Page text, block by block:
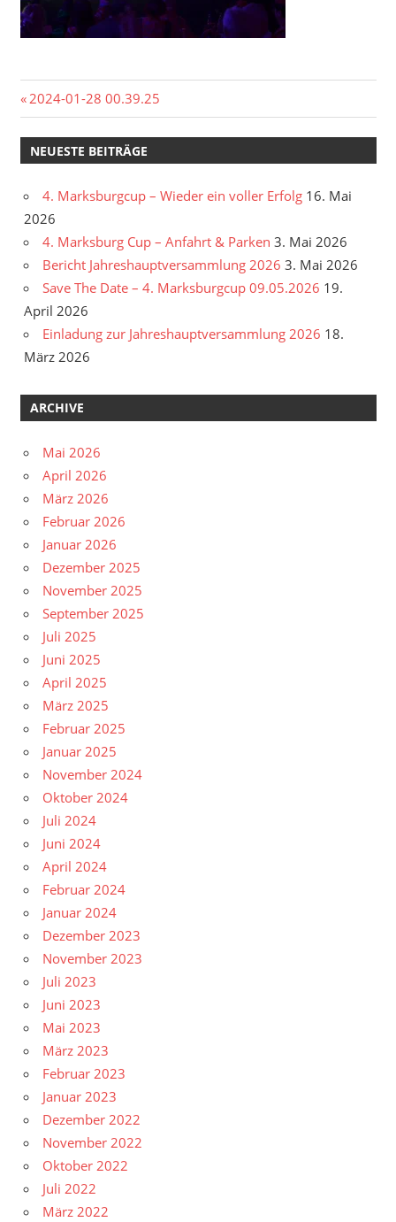
Beitragsnavigation
Vorheriger
Beitrag:
2024-01-28 00.39.25
NEUESTE BEITRÄGE
4. Marksburgcup – Wieder ein voller Erfolg 16. Mai
2026
4. Marksburg Cup – Anfahrt & Parken 3. Mai 2026
Bericht Jahreshauptversammlung 2026 3. Mai 2026
Save The Date – 4. Marksburgcup 09.05.2026 19.
April 2026
Einladung zur Jahreshauptversammlung 2026 18.
März 2026
ARCHIVE
Mai 2026
April 2026
März 2026
Februar 2026
Januar 2026
Dezember 2025
November 2025
September 2025
Juli 2025
Juni 2025
April 2025
März 2025
Februar 2025
Januar 2025
November 2024
Oktober 2024
Juli 2024
Juni 2024
April 2024
Februar 2024
Januar 2024
Dezember 2023
November 2023
Juli 2023
Juni 2023
Mai 2023
März 2023
Februar 2023
Januar 2023
Dezember 2022
November 2022
Oktober 2022
Juli 2022
März 2022